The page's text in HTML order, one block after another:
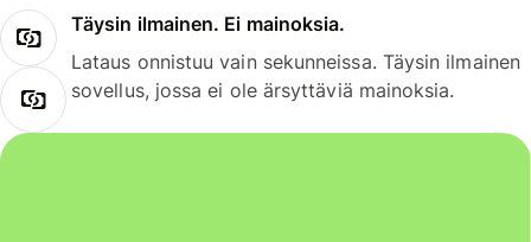
Täysin ilmainen. Ei mainoksia.
Lataus onnistuu vain sekunneissa. Täysin ilmainen
sovellus, jossa ei ole ärsyttäviä mainoksia.